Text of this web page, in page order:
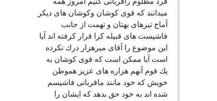
ميدانند كه قوى كوشان وكوشان هاى ديكر
آماج تيرهاى بهتان و تهمت از جانب
فاشيست هاى قبيله كرا قرار كرفته اند آيا
اين موضوع را آقاى ميرهزار درك نكرده
است آيا ممكن است كه قوى كوشان به
يك قوم آنهم هزاره هاى عزيز هموطن
خويش كه خود مانند ماقربانى فاشيسم
شده اند به خود حق بدهد كه ايشان را